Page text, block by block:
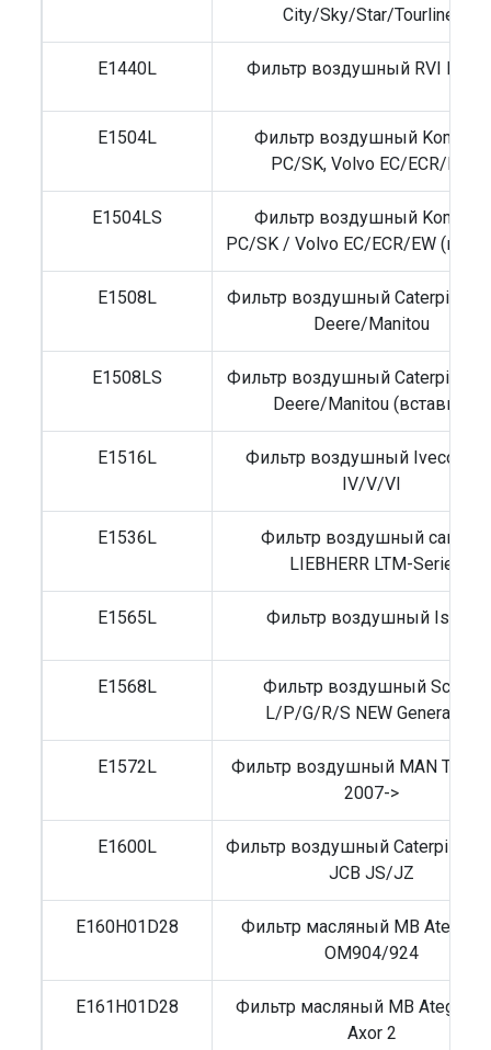
City/Sky/Star/Tourliner
E1440L Фильтр воздушный RVI
E1504L
Фильтр воздушный Komatsu
PC/SK, Volvo EC/ECR/EW
E1504LS
Фильтр воздушный Komatsu
PC/SK / Volvo EC/ECR/EW
E1508L
Фильтр воздушный Caterpillar/
Deere/Manitou
E1508LS
Фильтр воздушный Caterpillar/
Deere/Manitou (вставка)
E1516L
Фильтр воздушный Iveco
IV/V/VI
E1536L
Фильтр воздушный сапуна
LIEBHERR LTM-Serie
E1565L Фильтр воздушный Isuzu
E1568L
Фильтр воздушный Scania
L/P/G/R/S NEW Generation
E1572L
Фильтр воздушный MAN TGS/
2007->
E1600L
Фильтр воздушный Caterpillar
JCB JS/JZ
E160H01D28
Фильтр масляный MB Atego
OM904/924
E161H01D28
Фильтр масляный MB Atego
Axor 2